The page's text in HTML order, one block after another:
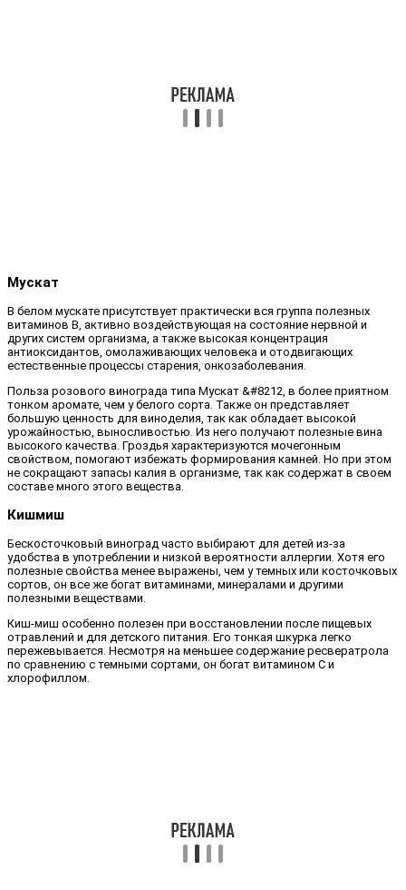
Мускат
В белом мускате присутствует практически вся группа полезных
витаминов B, активно воздействующая на состояние нервной и
других систем организма, а также высокая концентрация
антиоксидантов, омолаживающих человека и отодвигающих
естественные процессы старения, онкозаболевания.
Польза розового винограда типа Мускат &#8212, в более приятном
тонком аромате, чем у белого сорта. Также он представляет
большую ценность для виноделия, так как обладает высокой
урожайностью, выносливостью. Из него получают полезные вина
высокого качества. Гроздья характеризуются мочегонным
свойством, помогают избежать формирования камней. Но при этом
не сокращают запасы калия в организме, так как содержат в своем
составе много этого вещества.
Кишмиш
Бескосточковый виноград часто выбирают для детей из-за
удобства в употреблении и низкой вероятности аллергии. Хотя его
полезные свойства менее выражены, чем у темных или косточковых
сортов, он все же богат витаминами, минералами и другими
полезными веществами.
Киш-миш особенно полезен при восстановлении после пищевых
отравлений и для детского питания. Его тонкая шкурка легко
пережевывается. Несмотря на меньшее содержание ресвератрола
по сравнению с темными сортами, он богат витамином С и
хлорофиллом.